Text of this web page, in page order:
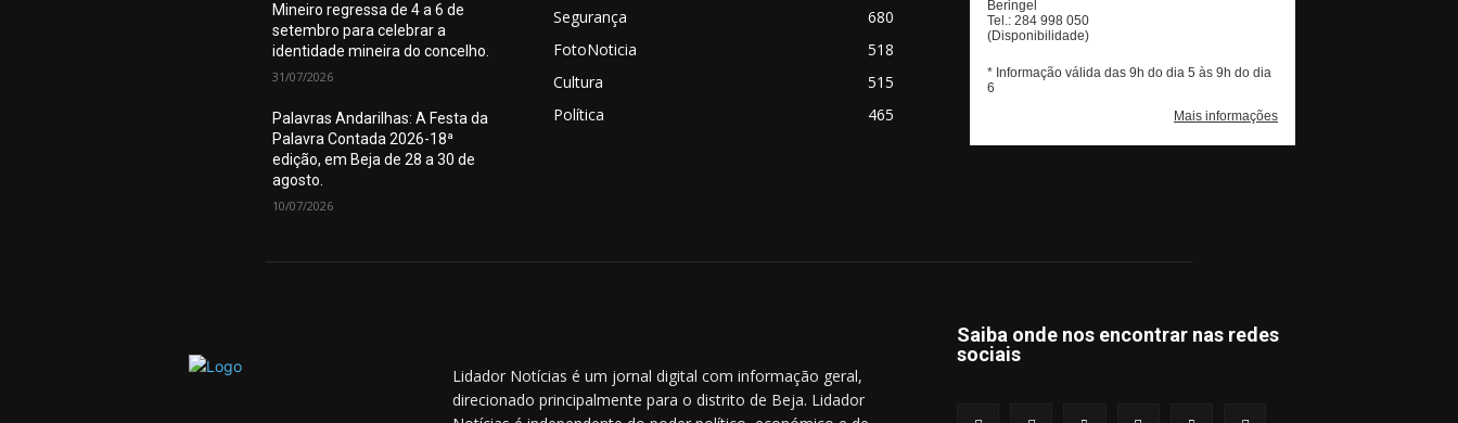
Mineiro regressa de 4 a 6 de
setembro para celebrar a
identidade mineira do concelho.
31/07/2026
Palavras Andarilhas: A Festa da
Palavra Contada 2026-18ª
edição, em Beja de 28 a 30 de
agosto.
10/07/2026
Segurança
680
FotoNoticia
518
Cultura
515
Política
465
Lidador Notícias é um jornal digital com informação geral,
direcionado principalmente para o distrito de Beja. Lidador
Saiba onde nos encontrar nas redes
sociais